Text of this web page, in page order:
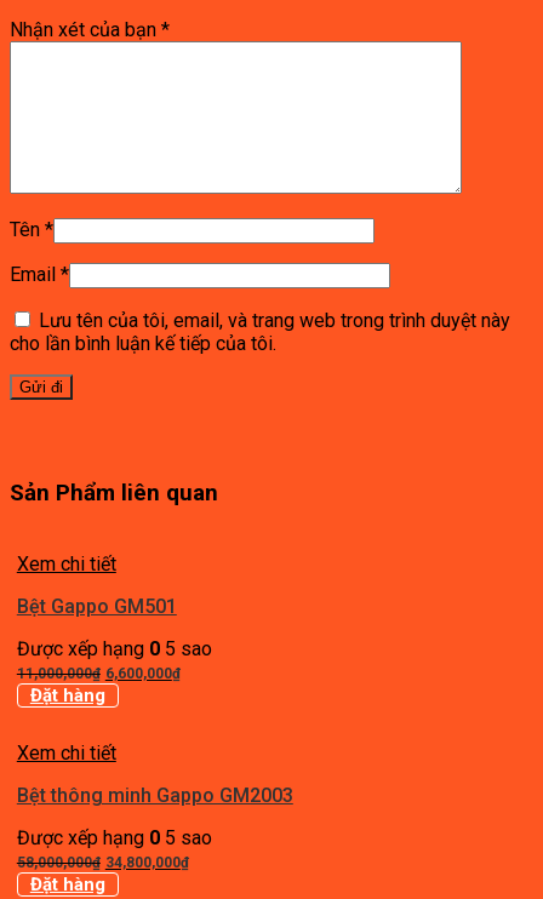
Nhận xét của bạn *
Tên *
Email *
Lưu tên của tôi, email, và trang web trong trình duyệt này
cho lần bình luận kế tiếp của tôi.
Sản Phẩm liên quan
Xem chi tiết
Bệt Gappo GM501
Được xếp hạng 05 sao
11,000,000₫ Giá
gốc
11,000,000₫.
6,600,000₫Giá
Đặt hàng
Xem chi tiết
Bệt thông minh Gappo GM2003
Được xếp hạng 05 sao
58,000,000₫ Giá
gốc
34,800,000₫Giá
Đặt hàng